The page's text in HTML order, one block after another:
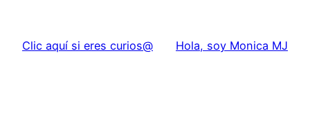
contenido
Clic aquí si eres curios@ Hola, soy Monica MJ